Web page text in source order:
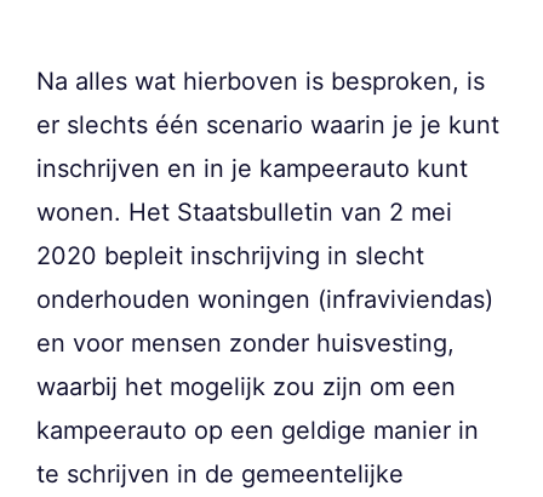
Na alles wat hierboven is besproken, is
er slechts één scenario waarin je je kunt
inschrijven en in je kampeerauto kunt
wonen. Het Staatsbulletin van 2 mei
2020 bepleit inschrijving in slecht
onderhouden woningen (infraviviendas)
en voor mensen zonder huisvesting,
waarbij het mogelijk zou zijn om een
kampeerauto op een geldige manier in
te schrijven in de gemeentelijke